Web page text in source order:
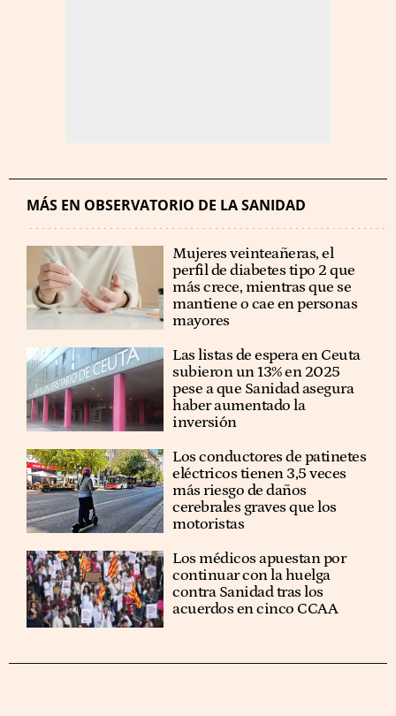
MÁS EN OBSERVATORIO DE LA SANIDAD
Mujeres veinteañeras, el
perfil de diabetes tipo 2 que
más crece, mientras que se
mantiene o cae en personas
mayores
Las listas de espera en Ceuta
subieron un 13% en 2025
pese a que Sanidad asegura
haber aumentado la
inversión
Los conductores de patinetes
eléctricos tienen 3,5 veces
más riesgo de daños
cerebrales graves que los
motoristas
Los médicos apuestan por
continuar con la huelga
contra Sanidad tras los
acuerdos en cinco CCAA